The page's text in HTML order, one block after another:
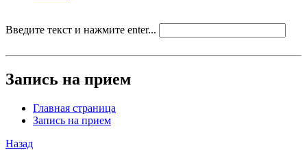
Введите текст и нажмите enter...
Запись на прием
Главная страница
Запись на прием
Назад